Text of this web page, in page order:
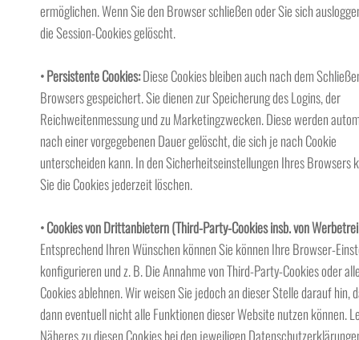
ermöglichen. Wenn Sie den Browser schließen oder Sie sich
die Session-Cookies gelöscht.
• Persistente Cookies:Diese Cookies bleiben auch nach dem
Browsers gespeichert. Sie dienen zur Speicherung des Logins, der
Reichweitenmessung und zu Marketingzwecken. Diese werden
nach einer vorgegebenen Dauer gelöscht, die sich je nach Cookie
unterscheiden kann. In den Sicherheitseinstellungen Ihres Browsers
Sie die Cookies jederzeit löschen.
• Cookies von Drittanbietern (Third-Party-Cookies insb. von
Entsprechend Ihren Wünschen können Sie können Ihre Browser-
konfigurieren und z. B. Die Annahme von Third-Party-Cookies oder
Cookies ablehnen. Wir weisen Sie jedoch an dieser Stelle darauf hin,
dann eventuell nicht alle Funktionen dieser Website nutzen können.
Näheres zu diesen Cookies bei den jeweiligen